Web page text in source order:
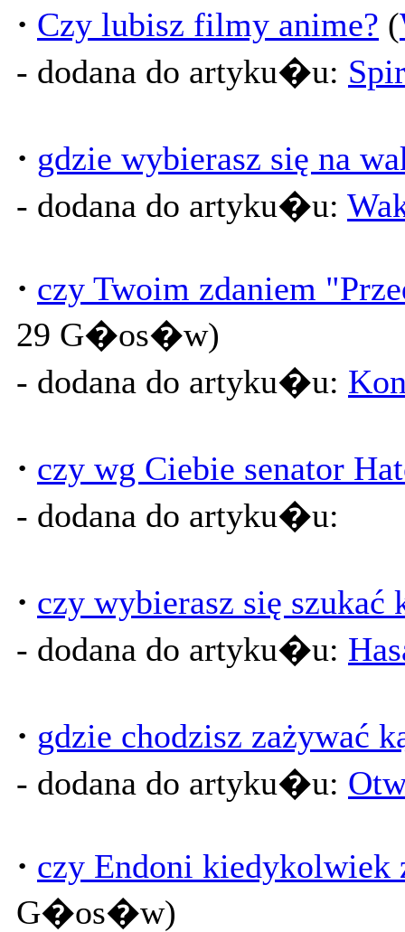
· Czy lubisz filmy anime? (
- dodana do artyku�u:
· gdzie wybierasz się na
- dodana do artyku�u:
· czy Twoim zdaniem
29 G�os�w)
- dodana do artyku�u:
· czy wg Ciebie senator
- dodana do artyku�u:
· czy wybierasz się szukać
- dodana do artyku�u:
· gdzie chodzisz zażywać
- dodana do artyku�u:
· czy Endoni kiedykolwiek
G�os�w)